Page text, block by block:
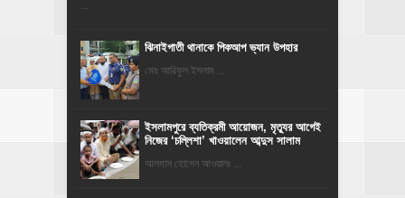
ঝিনাইগাতী থানাকে পিকআপ ভ্যান উপহার
মোঃ আরিফুল ইসলাম ...
‎ইসলামপুরে ব্যতিক্রমী আয়োজন, মৃত্যুর আগেই
নিজের ‘চল্লিশা’ খাওয়ালেন আব্দুস সালাম
আলমাস হোসেন আওয়ালঃ ...